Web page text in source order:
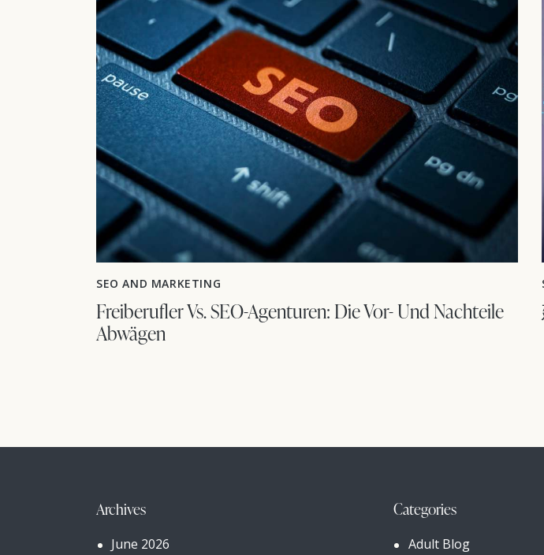
SEO AND MARKETING
Freiberufler Vs. SEO-Agenturen: Die Vor- Und Nachteile
Abwägen
Archives
June 2026
Categories
Adult Blog